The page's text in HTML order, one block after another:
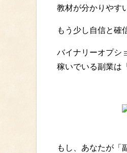
教材が分かりやす
もう少し自信と確
バイナリーオプシ
稼いでいる副業は
もし、あなたが「